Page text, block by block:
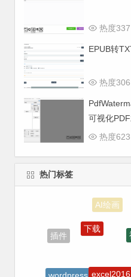
热度
EPUB转
热度
可视化
热度
热门标签
AI绘画
插件
下载
wordpress excel2016